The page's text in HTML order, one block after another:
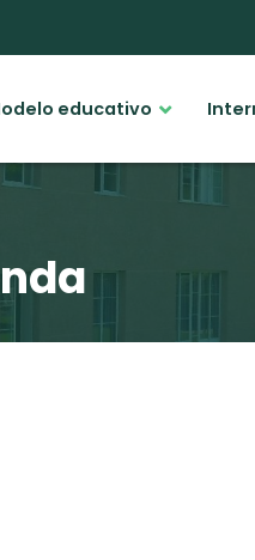
educativo